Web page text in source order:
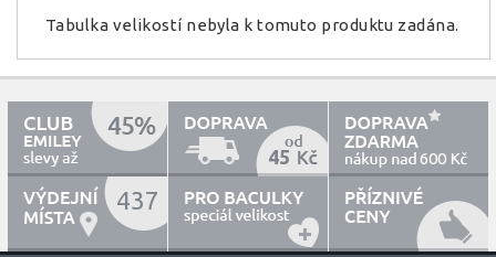
Tabulka velikostí nebyla k tomuto produktu zadána.
45 600
437